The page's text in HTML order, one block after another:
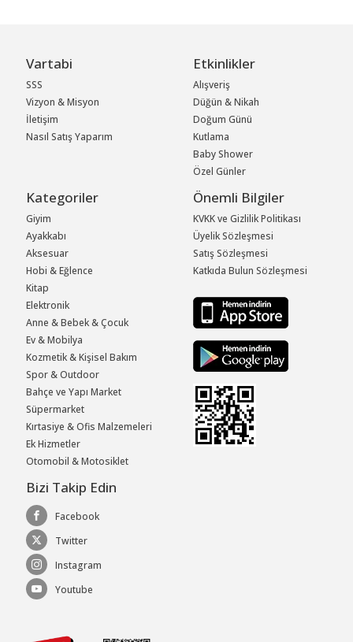
Vartabi
SSS
Vizyon & Misyon
İletişim
Nasıl Satış Yaparım
Etkinlikler
Alışveriş
Düğün & Nikah
Doğum Günü
Kutlama
Baby Shower
Özel Günler
Kategoriler
Giyim
Ayakkabı
Aksesuar
Hobi & Eğlence
Kitap
Elektronik
Anne & Bebek & Çocuk
Ev & Mobilya
Kozmetik & Kişisel Bakım
Spor & Outdoor
Bahçe ve Yapı Market
Süpermarket
Kırtasiye & Ofis Malzemeleri
Ek Hizmetler
Otomobil & Motosiklet
Önemli Bilgiler
KVKK ve Gizlilik Politikası
Üyelik Sözleşmesi
Satış Sözleşmesi
Katkıda Bulun Sözleşmesi
Bizi Takip Edin
Facebook
Twitter
Instagram
Youtube